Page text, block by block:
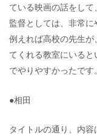
ている映画の話をして
監督としては、非常に
例えれば高校の先生
てくれる教室にいる
でやりやすかったです。
●相田
タイトルの通り、内容